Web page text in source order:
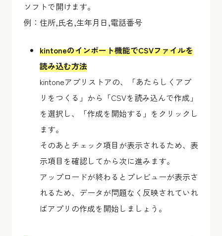
ソフトで開けます。
例：住所,氏名,生年月日,電話番号
kintoneのインポート機能でCSVファイルを
読み込む方法
kintoneアプリストアの、「あたらしくアプ
リをつくる」から「CSVを読み込んで作成」
を選択し、「作成を開始する」をクリックし
ます。
そのあとチェック項目が表示されるため、表
示項目を確認してから次に進みます。
アップロードが終わるとプレビューが表示さ
れるため、データが問題なく反映されていれ
ばアプリの作成を開始しましょう。